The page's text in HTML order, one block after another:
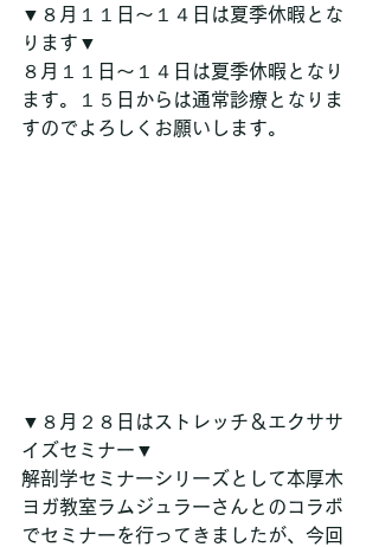
▼８月１１日〜１４日は夏季休暇とな
ります▼
８月１１日〜１４日は夏季休暇となり
ます。１５日からは通常診療となりま
すのでよろしくお願いします。
▼８月２８日はストレッチ＆エクササ
イズセミナー▼
解剖学セミナーシリーズとして本厚木
ヨガ教室ラムジュラーさんとのコラボ
でセミナーを行ってきましたが、今回